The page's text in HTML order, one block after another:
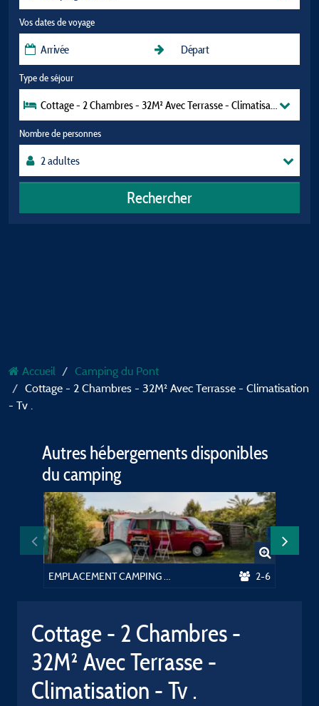
Vos dates de voyage
Type de séjour
Cottage - 2 Chambres - 32M² Avec Terrasse - Climatisation - Tv .
Nombre de personnes
Rechercher
Accueil
Camping du Pont
Cottage - 2 Chambres - 32M² Avec Terrasse - Climatisation
- Tv .
Autres hébergements disponibles
du camping
2-6
Cottage - 2 Chambres -
32M² Avec Terrasse -
Climatisation - Tv .